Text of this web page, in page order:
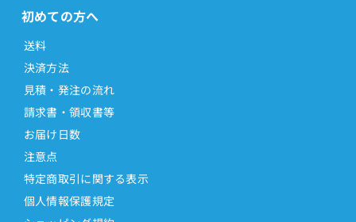
初めての方へ
送料
決済方法
見積・発注の流れ
請求書・領収書等
お届け日数
注意点
特定商取引に関する表示
個人情報保護規定